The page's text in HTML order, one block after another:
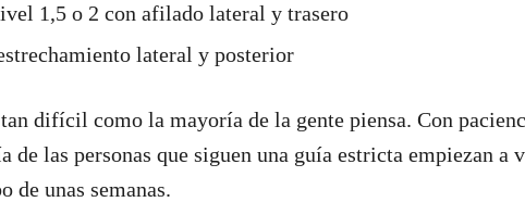
1,5 o 2 con afilado lateral y trasero
lateral y posterior
difícil como la mayoría de la gente piensa. Con
de las personas que siguen una guía estricta empiezan a
de unas semanas.